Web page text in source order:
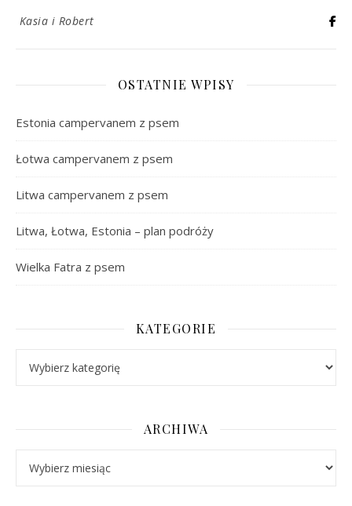
Kasia i Robert
OSTATNIE WPISY
Estonia campervanem z psem
Łotwa campervanem z psem
Litwa campervanem z psem
Litwa, Łotwa, Estonia – plan podróży
Wielka Fatra z psem
KATEGORIE
ARCHIWA